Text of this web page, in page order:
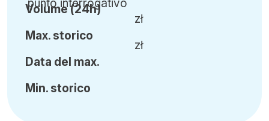
Volume (24h)
Max. storico
Data del max.
Min. storico
zł
zł